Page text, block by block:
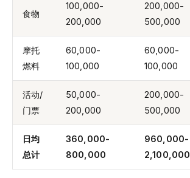
食物
100,000-
200,000
200,000-
500,000
摩托
燃料
60,000-
100,000
60,000-
100,000
活动/
门票
50,000-
200,000
200,000-
500,000
日均
总计
360,000-
800,000
960,000-
2,100,000